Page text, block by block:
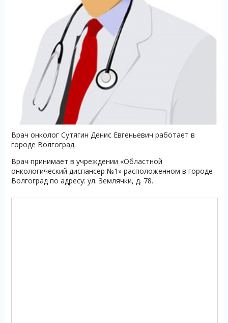
Врач онколог Сутягин Денис Евгеньевич работает в
городе Волгоград.
Врач принимает в учреждении «Областной
онкологический диспансер №1» расположенном в городе
Волгоград по адресу: ул. Землячки, д. 78.